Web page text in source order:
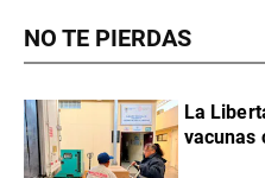
NO TE PIERDAS
La
vacunas